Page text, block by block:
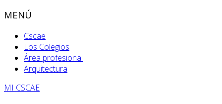
MENÚ
Cscae
Los Colegios
Área profesional
Arquitectura
MI CSCAE